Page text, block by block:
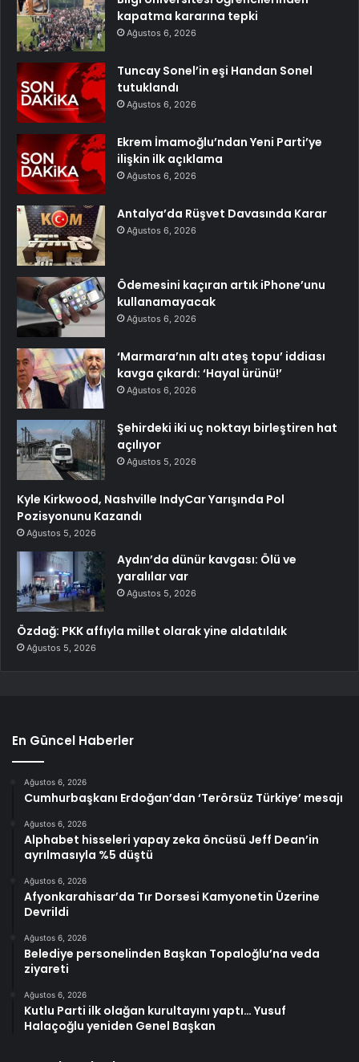
kapatma kararına tepki
Ağustos 6, 2026
Tuncay Sonel’in eşi Handan Sonel
tutuklandı
Ağustos 6, 2026
Ekrem İmamoğlu’ndan Yeni Parti’ye
ilişkin ilk açıklama
Ağustos 6, 2026
Antalya’da Rüşvet Davasında Karar
Ağustos 6, 2026
Ödemesini kaçıran artık iPhone’unu
kullanamayacak
Ağustos 6, 2026
‘Marmara’nın altı ateş topu’ iddiası
kavga çıkardı: ‘Hayal ürünü!’
Ağustos 6, 2026
Şehirdeki iki uç noktayı birleştiren hat
açılıyor
Ağustos 5, 2026
Kyle Kirkwood, Nashville IndyCar Yarışında Pol
Pozisyonunu Kazandı
Ağustos 5, 2026
Aydın’da dünür kavgası: Ölü ve
yaralılar var
Ağustos 5, 2026
Özdağ: PKK affıyla millet olarak yine aldatıldık
Ağustos 5, 2026
En Güncel Haberler
Ağustos 6, 2026
Cumhurbaşkanı Erdoğan’dan ‘Terörsüz Türkiye’ mesajı
Ağustos 6, 2026
Alphabet hisseleri yapay zeka öncüsü Jeff Dean’in
ayrılmasıyla %5 düştü
Ağustos 6, 2026
Afyonkarahisar’da Tır Dorsesi Kamyonetin Üzerine
Devrildi
Ağustos 6, 2026
Belediye personelinden Başkan Topaloğlu’na veda
ziyareti
Ağustos 6, 2026
Kutlu Parti ilk olağan kurultayını yaptı… Yusuf
Halaçoğlu yeniden Genel Başkan